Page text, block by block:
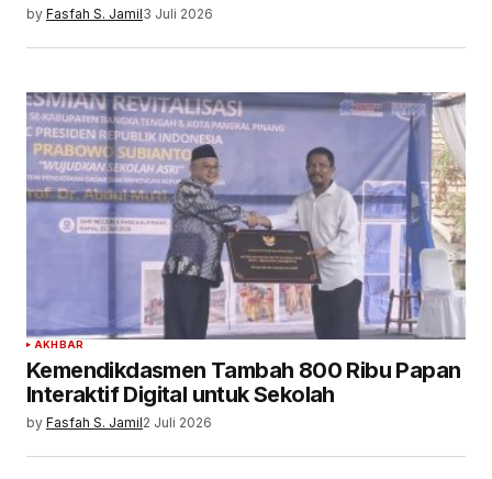
by Fasfah S. Jamil3 Juli 2026
AKHBAR
Kemendikdasmen Tambah 800 Ribu Papan
Interaktif Digital untuk Sekolah
by Fasfah S. Jamil2 Juli 2026